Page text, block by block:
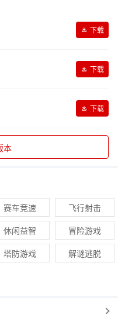
下载
下载
下载
本
赛车竞速
飞行射击
休闲益智
冒险游戏
塔防游戏
解谜逃脱